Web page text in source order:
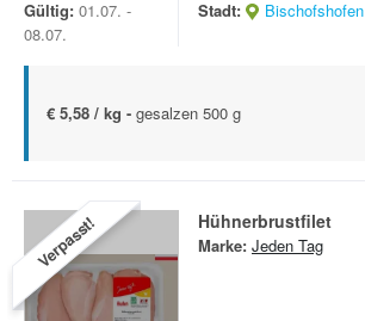
Gültig: 01.07. -
08.07.
Stadt:
Bischofshofen
€ 5,58 / kg - gesalzen 500 g
Verpasst! Hühnerbrustfilet
Marke: Jeden Tag